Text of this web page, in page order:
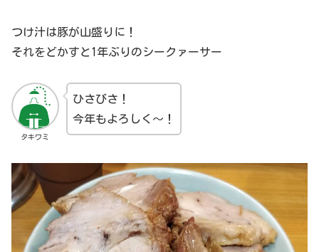
つけ汁は豚が山盛りに！
それをどかすと1年ぶりのシークァーサー
タキワミ
ひさびさ！
今年もよろしく～！